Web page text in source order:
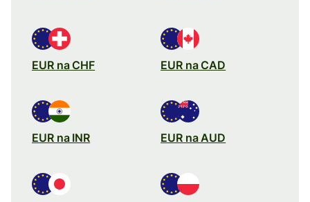
EUR na CHF EUR na CAD
EUR na INR EUR na AUD